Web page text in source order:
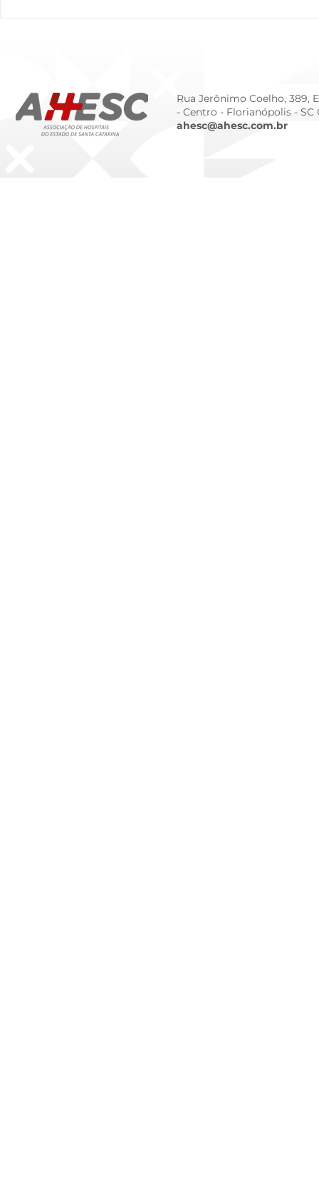
Rua Jerônimo Coelho, 389,
- Centro - Florianópolis - SC
ahesc@ahesc.com.br